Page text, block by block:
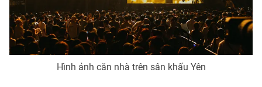
Emagazine Podcast
Photo Infographic
Shorts video
Hình ảnh căn nhà trên sân khấu Yên